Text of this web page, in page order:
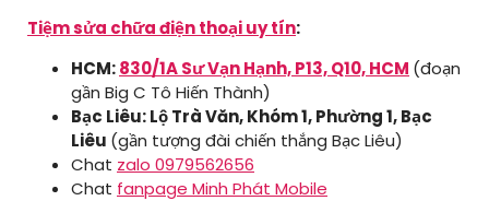
Tiệm sửa chữa điện thoại uy tín:
HCM:830/1A Sư Vạn Hạnh, P13, Q10, HCM (đoạn
gần Big C Tô Hiến Thành)
Bạc Liêu: Lộ Trà Văn, Khóm 1, Phường 1, Bạc
Liêu (gần tượng đài chiến thắng Bạc Liêu)
Chat zalo 0979562656
Chat fanpage Minh Phát Mobile